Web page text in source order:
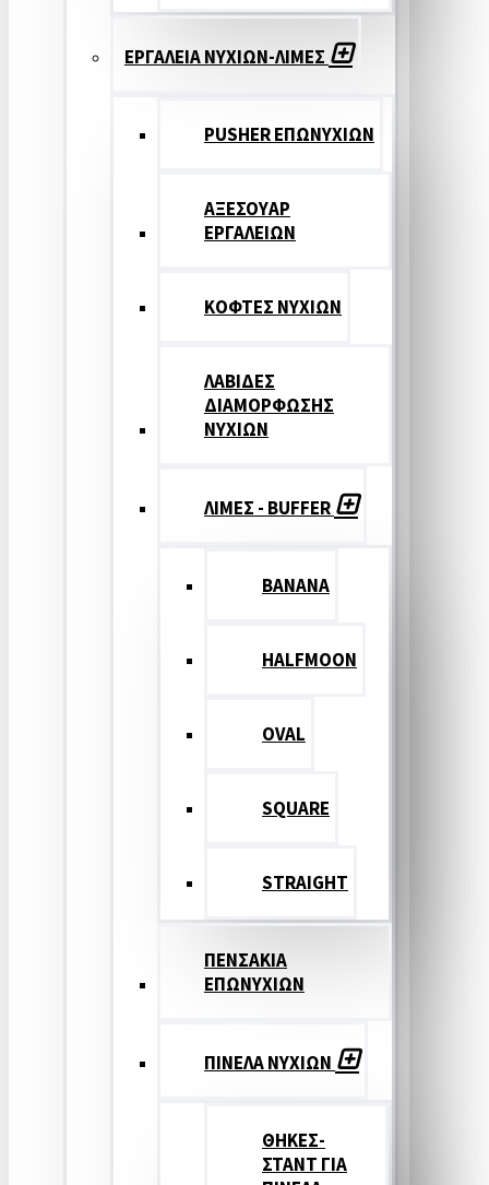
ΕΡΓΑΛΕΙΑ ΝΥΧΙΩΝ-ΛΙΜΕΣ
PUSHER ΕΠΩΝΥΧΙΩΝ
ΑΞΕΣΟΥΑΡ
ΕΡΓΑΛΕΙΩΝ
ΚΟΦΤΕΣ ΝΥΧΙΩΝ
ΛΑΒΙΔΕΣ
ΔΙΑΜΟΡΦΩΣΗΣ
ΝΥΧΙΩΝ
ΛΙΜΕΣ - BUFFER
BANANA
HALFMOON
OVAL
SQUARE
STRAIGHT
ΠΕΝΣΑΚΙΑ
ΕΠΩΝΥΧΙΩΝ
ΠΙΝΕΛΑ ΝΥΧΙΩΝ
ΘΗΚΕΣ-
ΣΤΑΝΤ ΓΙΑ